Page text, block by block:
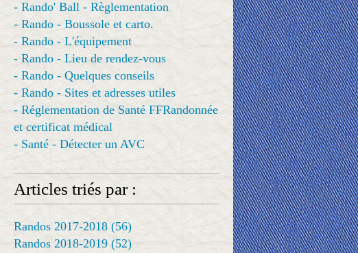
- Rando' Ball - Règlementation
- Rando - Boussole et carto.
- Rando - L'équipement
- Rando - Lieu de rendez-vous
- Rando - Quelques conseils
- Rando - Sites et adresses utiles
- Réglementation de Santé FFRandonnée
et certificat médical
- Santé - Détecter un AVC
Articles triés par :
Randos 2017-2018 (56)
Randos 2018-2019 (52)